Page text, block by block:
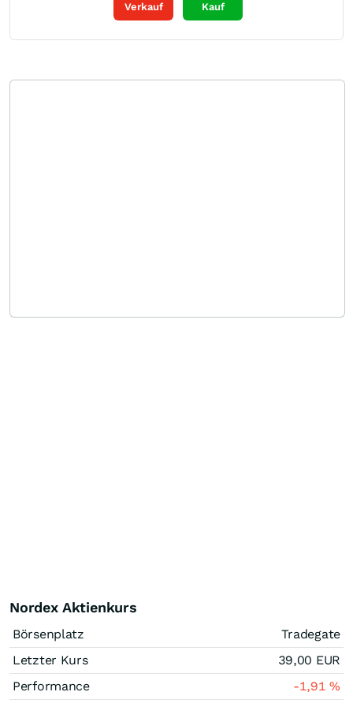
Verkauf Kauf
Nordex Aktienkurs
Börsenplatz
Tradegate
Letzter Kurs
39,00 EUR
Performance
-1,91%